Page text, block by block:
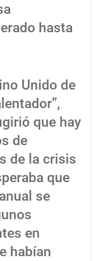
hasta
Unido de
que hay
de
de la crisis
que
se
en
habían